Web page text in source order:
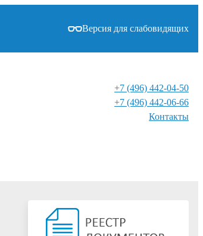
Версия для слабовидящих
+7 (496) 442-04-50
+7 (496) 442-06-66
Контакты⁠